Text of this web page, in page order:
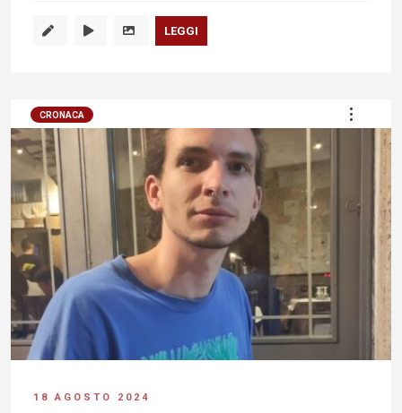
LEGGI
CRONACA
18 AGOSTO 2024